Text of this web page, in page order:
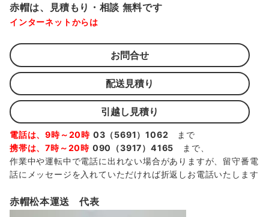
赤帽は、見積もり・相談 無料です
インターネットからは
お問合せ
配送見積り
引越し見積り
電話は、9時～20時 03（5691）1062 まで
携帯は、7時～20時 090（3917）4165 まで、
作業中や運転中で電話に出れない場合がありますが、留守番電
話にメッセージを入れていただければ折返しお電話いたします
赤帽松本運送 代表